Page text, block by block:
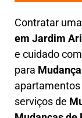
Contratar uma
em Jardim
e cuidado
para
serviços de M